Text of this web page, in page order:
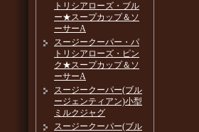
トリシアローズ・ブル
ー★スープカップ＆ソ
ーサーA
スージークーパー・パ
トリシアローズ・ピン
ク★スープカップ＆ソ
ーサーA
スージークーパー(ブル
ージェンティアン)小型
ミルクジャグ
スージークーパー(ブル